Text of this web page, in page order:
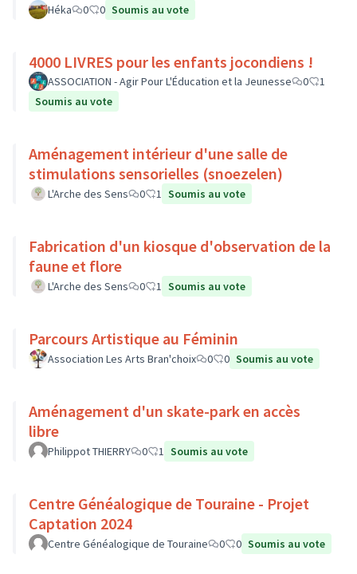
Héka 0 0 Soumis au vote
4000 LIVRES pour les enfants jocondiens !
ASSOCIATION - Agir Pour L'Éducation et la Jeunesse 0
1
Soumis au vote
Aménagement intérieur d'une salle de
stimulations sensorielles (snoezelen)
L'Arche des Sens 0 1 Soumis au vote
Fabrication d'un kiosque d'observation de la
faune et flore
L'Arche des Sens 0 1 Soumis au vote
Parcours Artistique au Féminin
Association Les Arts Bran'choix 0 0 Soumis au vote
Aménagement d'un skate-park en accès
libre
Philippot THIERRY 0 1 Soumis au vote
Centre Généalogique de Touraine - Projet
Captation 2024
Centre Généalogique de Touraine 0 0 Soumis au vote